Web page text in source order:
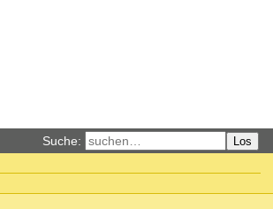
Suche: Los